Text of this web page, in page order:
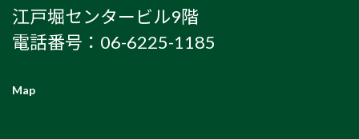
江戸堀センタービル9階
電話番号：06-6225-1185
Map